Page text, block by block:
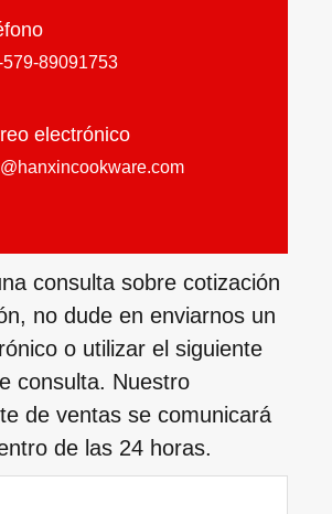
579-89091753
electrónico
consulta sobre cotización
no dude en enviarnos un
o utilizar el siguiente
consulta. Nuestro
de ventas se comunicará
de las 24 horas.